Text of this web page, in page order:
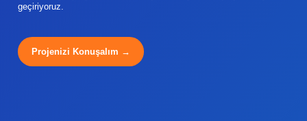
geçiriyoruz.
Projenizi Konuşalım →